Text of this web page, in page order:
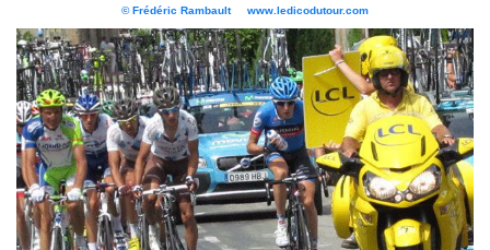
© Frédéric Rambault www.ledicodutour.com